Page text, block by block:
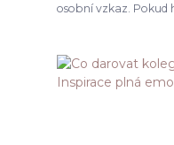
osobní vzkaz. Pokud